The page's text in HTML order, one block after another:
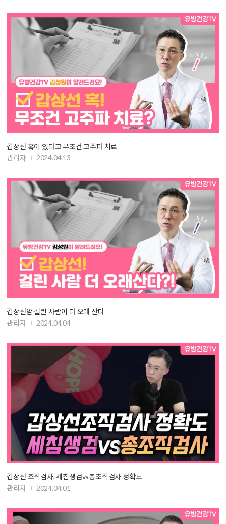
갑상선 혹이 있다고 무조건 고주파 치료
관리자
2024.04.13
갑상선암 걸린 사람이 더 오래 산다
관리자
2024.04.04
갑상선 조직검사, 세침생검vs총조직검사 정확도
관리자
2024.04.01